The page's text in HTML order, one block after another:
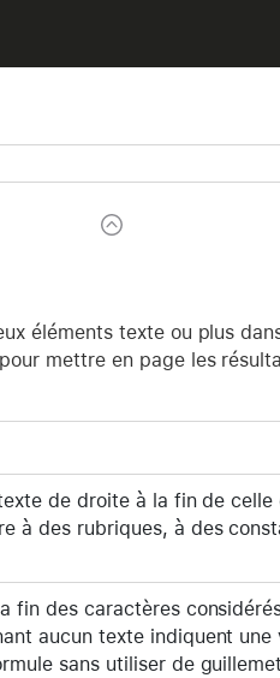
éléments texte ou plus
mettre en page les
de droite à la fin de
à des rubriques, à des
fin des caractères
aucun texte indiquent
sans utiliser de